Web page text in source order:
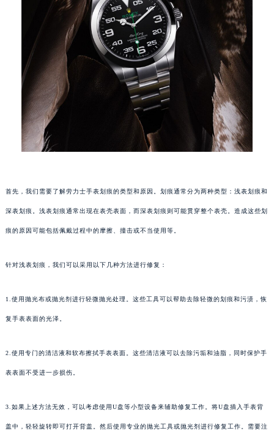
首先，我们需要了解劳力士手表划痕的类型和原因。划痕通常分为两种类型：浅表划痕和
深表划痕。浅表划痕通常出现在表壳表面，而深表划痕则可能贯穿整个表壳。造成这些划
痕的原因可能包括佩戴过程中的摩擦、撞击或不当使用等。
针对浅表划痕，我们可以采用以下几种方法进行修复：
1.使用抛光布或抛光剂进行轻微抛光处理。这些工具可以帮助去除轻微的划痕和污渍，恢
复手表表面的光泽。
2.使用专门的清洁液和软布擦拭手表表面。这些清洁液可以去除污垢和油脂，同时保护手
表表面不受进一步损伤。
3.如果上述方法无效，可以考虑使用U盘等小型设备来辅助修复工作。将U盘插入手表背
盖中，轻轻旋转即可打开背盖。然后使用专业的抛光工具或抛光剂进行修复工作。需要注